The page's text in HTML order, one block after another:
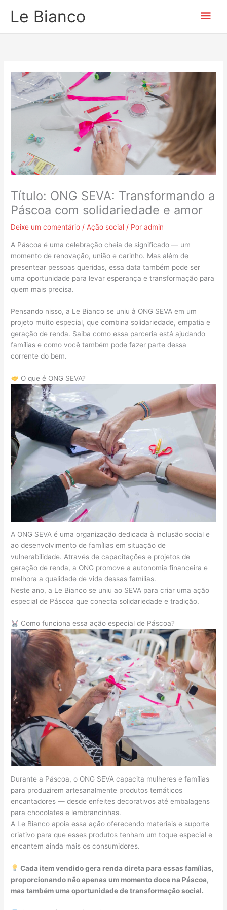
Le Bianco
Título: ONG SEVA: Transformando a
Páscoa com solidariedade e amor
Deixe um comentário / Ação social / Poradmin
A Páscoa é uma celebração cheia de significado — um
momento de renovação, união e carinho. Mas além de
presentear pessoas queridas, essa data também pode ser
uma oportunidade para levar esperança e transformação para
quem mais precisa.
Pensando nisso, a Le Bianco se uniu à ONG SEVA em um
projeto muito especial, que combina solidariedade, empatia e
geração de renda. Saiba como essa parceria está ajudando
famílias e como você também pode fazer parte dessa
corrente do bem.
O que é ONG SEVA?
A ONG SEVA é uma organização dedicada à inclusão social e
ao desenvolvimento de famílias em situação de
vulnerabilidade. Através de capacitações e projetos de
geração de renda, a ONG promove a autonomia financeira e
melhora a qualidade de vida dessas famílias.
Neste ano, a Le Bianco se uniu ao SEVA para criar uma ação
especial de Páscoa que conecta solidariedade e tradição.
Como funciona essa ação especial de Páscoa?
Durante a Páscoa, o ONG SEVA capacita mulheres e famílias
para produzirem artesanalmente produtos temáticos
encantadores — desde enfeites decorativos até embalagens
para chocolates e lembrancinhas.
A Le Bianco apoia essa ação oferecendo materiais e suporte
criativo para que esses produtos tenham um toque especial e
encantem ainda mais os consumidores.
Cada item vendido gera renda direta para essas famílias,
proporcionando não apenas um momento doce na Páscoa,
mas também uma oportunidade de transformação social.